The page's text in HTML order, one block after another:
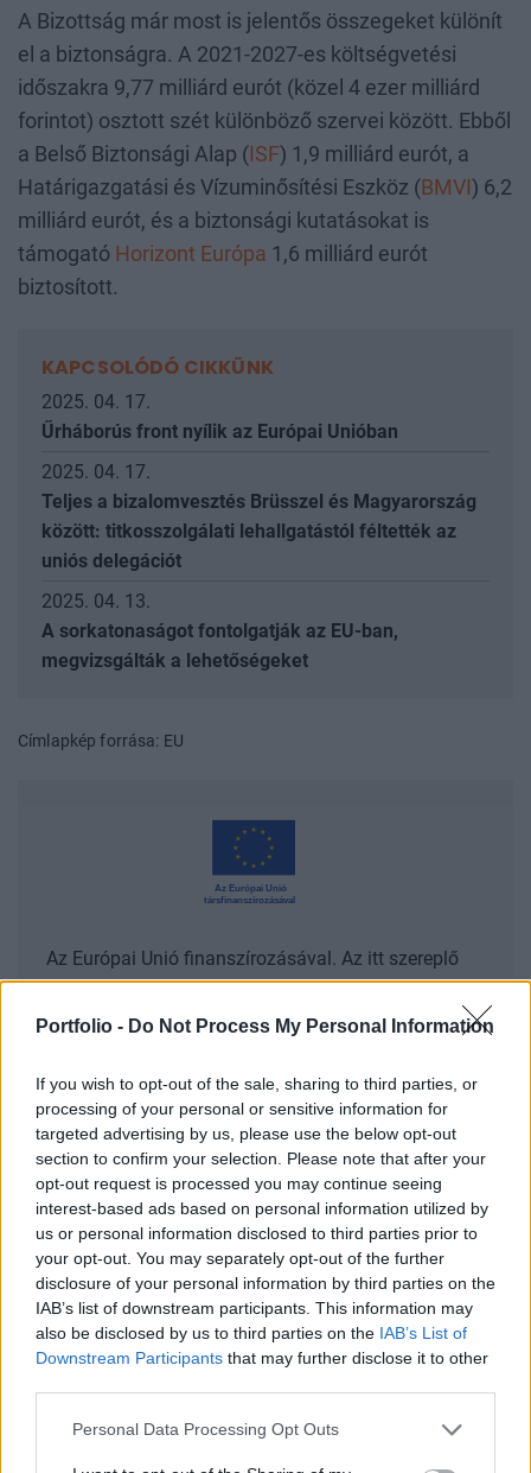
Portfolio - Do Not Process My Personal Information
If you wish to opt-out of the sale, sharing to third parties, or
processing of your personal or sensitive information for
targeted advertising by us, please use the below opt-out
section to confirm your selection. Please note that after your
opt-out request is processed you may continue seeing
interest-based ads based on personal information utilized by
us or personal information disclosed to third parties prior to
your opt-out. You may separately opt-out of the further
disclosure of your personal information by third parties on the
IAB’s list of downstream participants. This information may
also be disclosed by us to third parties on the IAB’s List of
Downstream Participants that may further disclose it to other
Personal Data Processing Opt Outs
A Bizottság már most is jelentős összegeket különít
el a biztonságra. A 2021-2027-es költségvetési
időszakra 9,77 milliárd eurót (közel 4 ezer milliárd
forintot) osztott szét különböző szervei között. Ebből
a Belső Biztonsági Alap (ISF) 1,9 milliárd eurót, a
Határigazgatási és Vízuminősítési Eszköz (BMVI) 6,2
milliárd eurót, és a biztonsági kutatásokat is
támogató Horizont Európa 1,6 milliárd eurót
biztosított.
KAPCSOLÓDÓ CIKKÜNK
2025. 04. 17.
Űrháborús front nyílik az Európai Unióban
2025. 04. 17.
Teljes a bizalomvesztés Brüsszel és Magyarország
között: titkosszolgálati lehallgatástól féltették az
uniós delegációt
2025. 04. 13.
A sorkatonaságot fontolgatják az EU-ban,
megvizsgálták a lehetőségeket
Címlapkép forrása: EU
Az Európai Unió finanszírozásával. Az itt szereplő
vélemények és állítások a szerző(k) álláspontját
tükrözik, és nem feltétlenül egyeznek meg az
álláspontjával. Sem az Európai Unió, sem az
Európai Bizottság nem vonható felelősségre
miattuk.
Címkék: Európai Unió, kiberbiztonság, oroszország, migráció,
határvédelem, terrorizmus, biztonság, stratégia,
szervezett bűnözés,
EUyou
CÍMLAPRÓL AJÁNLJUK